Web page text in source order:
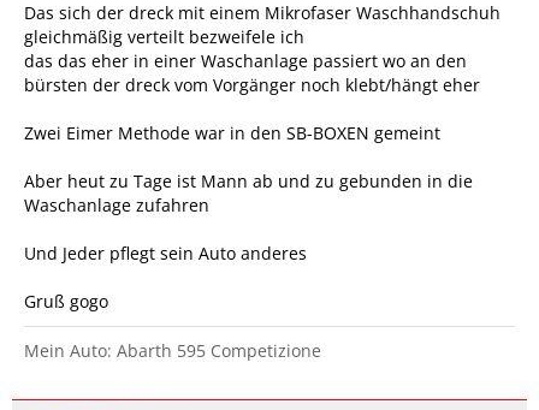
Das sich der dreck mit einem Mikrofaser Waschhandschuh
gleichmäßig verteilt bezweifele ich
das das eher in einer Waschanlage passiert wo an den
bürsten der dreck vom Vorgänger noch klebt/hängt eher
Zwei Eimer Methode war in den SB-BOXEN gemeint
Aber heut zu Tage ist Mann ab und zu gebunden in die
Waschanlage zufahren
Und Jeder pflegt sein Auto anderes
Gruß gogo
Mein Auto: Abarth 595 Competizione